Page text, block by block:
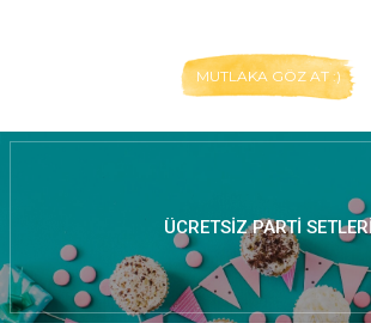
MUTLAKA GÖZ AT :)
ÜCRETSIZ PARTI